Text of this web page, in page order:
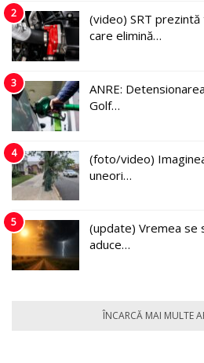
2
(video) SRT
care elimină…
3
ANRE:
Golf…
4
(foto/video)
uneori…
5
(update) Vremea se
aduce…
ÎNCARCĂ MAI MULTE